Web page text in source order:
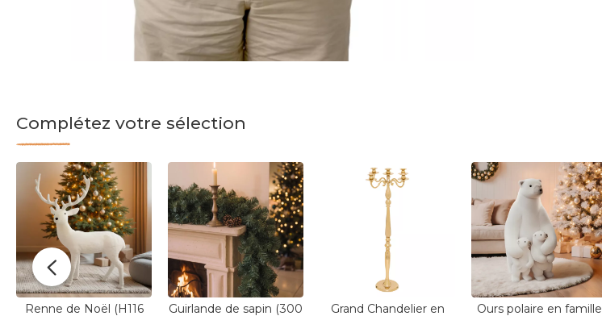
Complétez votre sélection
Renne de Noël (H116
Guirlande de sapin (300
Grand Chandelier en
Ours polaire en famille